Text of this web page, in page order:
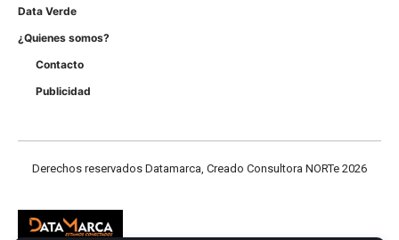
Data Verde
¿Quienes somos?
Contacto
Publicidad
Derechos reservados Datamarca, Creado Consultora NORTe 2026